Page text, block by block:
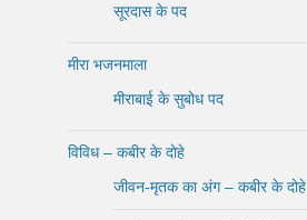
सूरदास के पद
मीरा भजनमाला
मीराबाई के सुबोध पद
विविध – कबीर के दोहे
जीवन-मृतक का अंग – कबीर के दोहे